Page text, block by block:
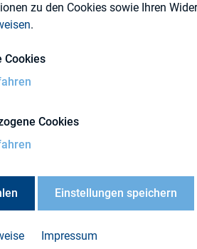
eines
Praxis der Kartellbehörden
besondere Augenmerk
zu den Cookies sowie Ihren
.
Cookies
Cookies
Einstellungen speichern
Impressum